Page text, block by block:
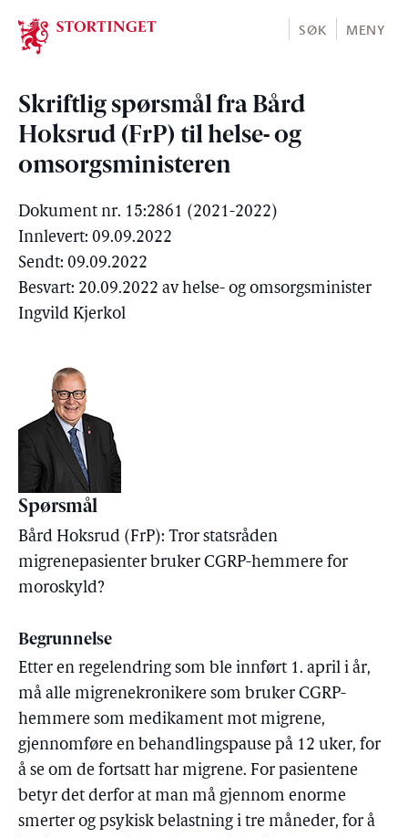
Stortinget.no
SØK MENY
Skriftlig spørsmål fra Bård
Hoksrud (FrP) til helse- og
omsorgsministeren
Dokument nr. 15:2861 (2021-2022)
Innlevert: 09.09.2022
Sendt: 09.09.2022
Besvart: 20.09.2022 av helse- og omsorgsminister
Ingvild Kjerkol
Spørsmål
Bård Hoksrud (FrP): Tror statsråden
migrenepasienter bruker CGRP-hemmere for
moroskyld?
Begrunnelse
Etter en regelendring som ble innført 1. april i år,
må alle migrenekronikere som bruker CGRP-
hemmere som medikament mot migrene,
gjennomføre en behandlingspause på 12 uker, for
å se om de fortsatt har migrene. For pasientene
betyr det derfor at man må gjennom enorme
smerter og psykisk belastning i tre måneder, for å